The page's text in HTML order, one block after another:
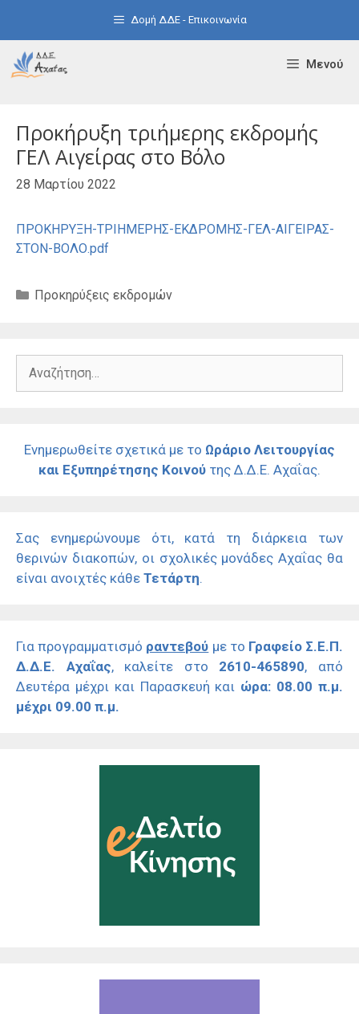
Δομή ΔΔΕ - Επικοινωνία
Μενού
Προκήρυξη τριήμερης εκδρομής
ΓΕΛ Αιγείρας στο Βόλο
28 Μαρτίου 2022
ΠΡΟΚΗΡΥΞΗ-ΤΡΙΗΜΕΡΗΣ-ΕΚΔΡΟΜΗΣ-ΓΕΛ-ΑΙΓΕΙΡΑΣ-
ΣΤΟΝ-ΒΟΛΟ.pdf
Κατηγορίες
Προκηρύξεις εκδρομών
Αναζήτηση
Ενημερωθείτε σχετικά με το Ωράριο Λειτουργίας
και Εξυπηρέτησης Κοινού της Δ.Δ.Ε. Αχαΐας.
Σας ενημερώνουμε ότι, κατά τη διάρκεια των
θερινών διακοπών, οι σχολικές μονάδες Αχαΐας θα
είναι ανοιχτές κάθε Τετάρτη.
Για προγραμματισμό ραντεβού με το Γραφείο Σ.Ε.Π.
Δ.Δ.Ε. Αχαΐας, καλείτε στο 2610-465890, από
Δευτέρα μέχρι και Παρασκευή και ώρα: 08.00 π.μ.
μέχρι 09.00 π.μ.